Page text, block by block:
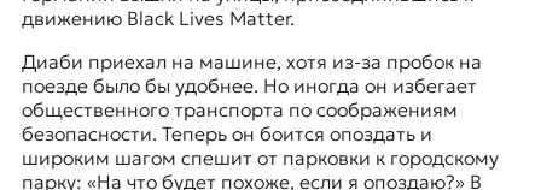
движению Black Lives Matter.
Диаби приехал на машине, хотя из-за пробок на
поезде было бы удобнее. Но иногда он избегает
общественного транспорта по соображениям
безопасности. Теперь он боится опоздать и
широким шагом спешит от парковки к городскому
парку: «На что будет похоже, если я опоздаю?» В